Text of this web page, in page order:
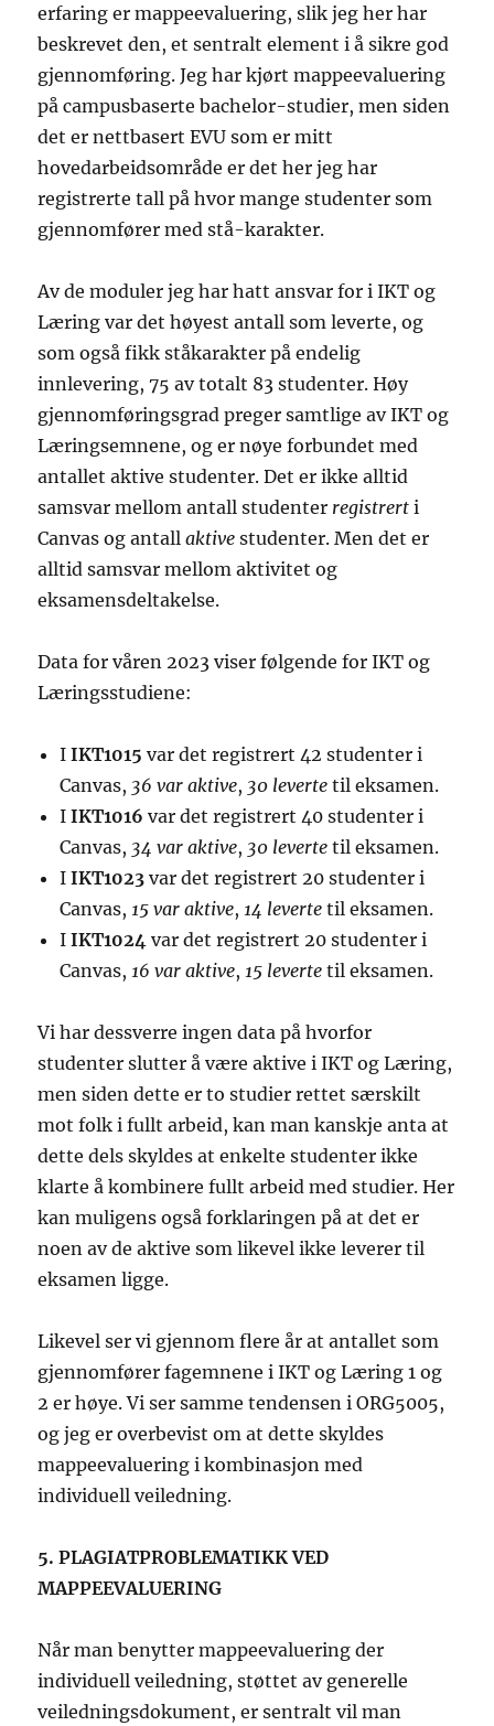
erfaring er mappeevaluering, slik jeg her har
beskrevet den, et sentralt element i å sikre god
gjennomføring. Jeg har kjørt mappeevaluering
på campusbaserte bachelor-studier, men siden
det er nettbasert EVU som er mitt
hovedarbeidsområde er det her jeg har
registrerte tall på hvor mange studenter som
gjennomfører med stå-karakter.
Av de moduler jeg har hatt ansvar for i IKT og
Læring var det høyest antall som leverte, og
som også fikk ståkarakter på endelig
innlevering, 75 av totalt 83 studenter. Høy
gjennomføringsgrad preger samtlige av IKT og
Læringsemnene, og er nøye forbundet med
antallet aktive studenter. Det er ikke alltid
samsvar mellom antall studenter registrert i
Canvas og antallaktive studenter. Men det er
alltid samsvar mellom aktivitet og
eksamensdeltakelse.
Data for våren 2023 viser følgende for IKT og
Læringsstudiene:
IIKT1015 var det registrert 42 studenter i
Canvas, 36 var aktive, 30 leverte til eksamen.
IIKT1016 var det registrert 40 studenter i
Canvas, 34 var aktive, 30 leverte til eksamen.
IIKT1023 var det registrert 20 studenter i
Canvas, 15 var aktive, 14 leverte til eksamen.
IIKT1024 var det registrert 20 studenter i
Canvas, 16 var aktive, 15 leverte til eksamen.
Vi har dessverre ingen data på hvorfor
studenter slutter å være aktive i IKT og Læring,
men siden dette er to studier rettet særskilt
mot folk i fullt arbeid, kan man kanskje anta at
dette dels skyldes at enkelte studenter ikke
klarte å kombinere fullt arbeid med studier. Her
kan muligens også forklaringen på at det er
noen av de aktive som likevel ikke leverer til
eksamen ligge.
Likevel ser vi gjennom flere år at antallet som
gjennomfører fagemnene i IKT og Læring 1 og
2 er høye. Vi ser samme tendensen i ORG5005,
og jeg er overbevist om at dette skyldes
mappeevaluering i kombinasjon med
individuell veiledning.
5. PLAGIATPROBLEMATIKK VED
MAPPEEVALUERING
Når man benytter mappeevaluering der
individuell veiledning, støttet av generelle
veiledningsdokument, er sentralt vil man